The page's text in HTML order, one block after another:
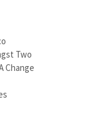
Two
Change